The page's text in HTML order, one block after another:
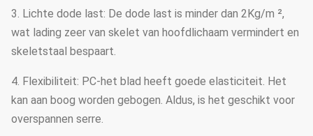
3. Lichte dode last: De dode last is minder dan 2Kg/m ²,
wat lading zeer van skelet van hoofdlichaam vermindert en
skeletstaal bespaart.
4. Flexibiliteit: PC-het blad heeft goede elasticiteit. Het
kan aan boog worden gebogen. Aldus, is het geschikt voor
overspannen serre.